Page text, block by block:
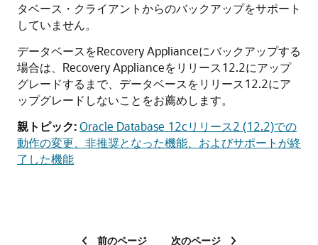
タベース・クライアントからのバックアップをサポート
していません。
データベースをRecovery Applianceにバックアップする
場合は、Recovery Applianceをリリース12.2にアップ
グレードするまで、データベースをリリース12.2にア
ップグレードしないことをお薦めします。
親トピック:Oracle Database 12cリリース2 (12.2)での
動作の変更、非推奨となった機能、およびサポートが終
了した機能
前のページ 次のページ